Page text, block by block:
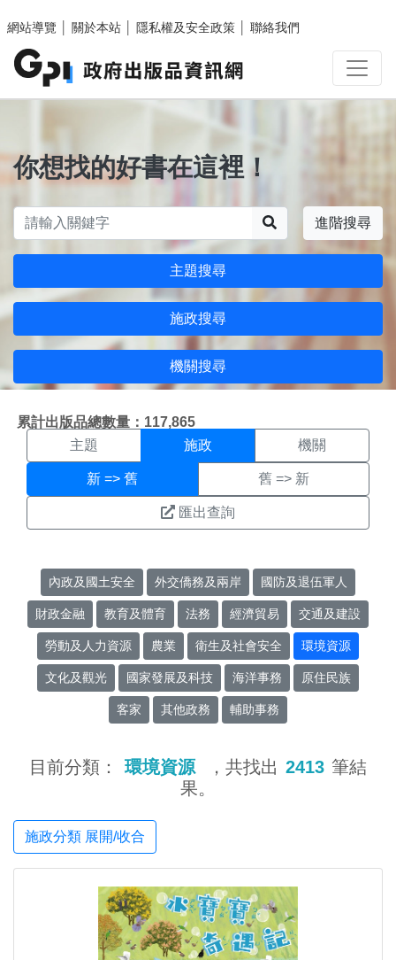
網站導覽
關於本站 隱私權及安全政策 聯絡我們
你想找的好書在這裡！
進階搜尋
主題搜尋
施政搜尋
機關搜尋
累計出版品總數量：117,865
施政搜尋結果頁面
主題 施政 機關
新 => 舊 舊 => 新
匯出查詢
內政及國土安全 外交僑務及兩岸 國防及退伍軍人
財政金融 教育及體育 法務 經濟貿易 交通及建設
勞動及人力資源 農業 衛生及社會安全 環境資源
文化及觀光 國家發展及科技 海洋事務 原住民族
客家 其他政務 輔助事務
目前分類： 環境資源 ，共找出 2413 筆結
果。
施政分類 展開/收合